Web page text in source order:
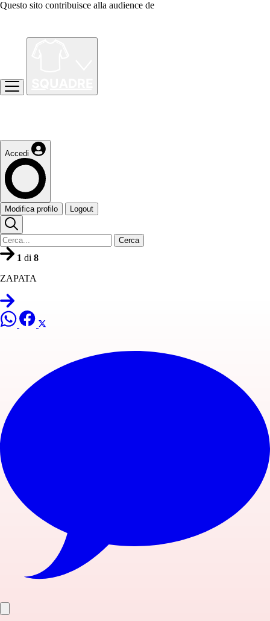
Questo sito contribuisce alla audience de
Accedi
Modifica profilo Logout
Cerca
1 di 8
ZAPATA